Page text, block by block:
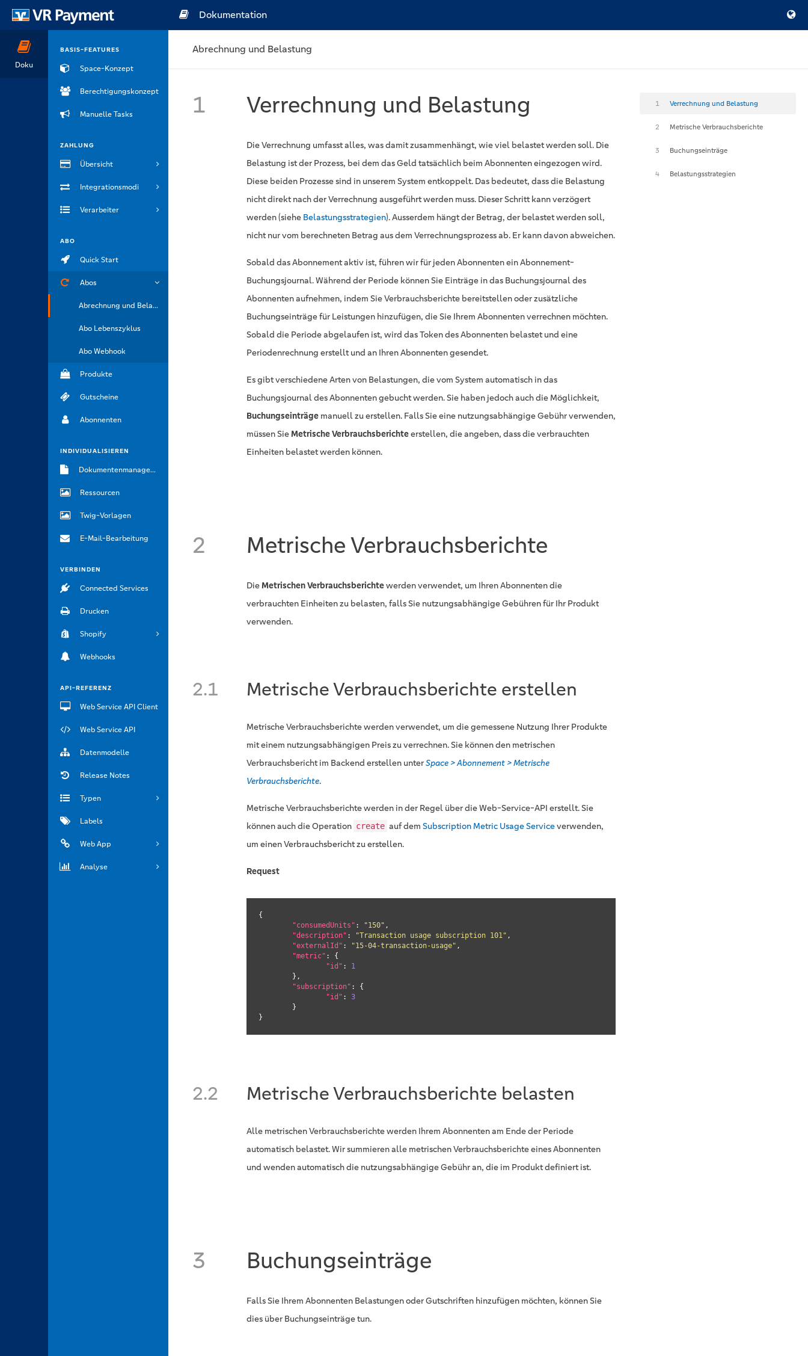
Doku
BASIS-FEATURES
Space-Konzept
Berechtigungskonzept
Manuelle Tasks
ZAHLUNG
Übersicht
Integrationsmodi
Verarbeiter
ABO
Quick Start
Abos
Abrechnung und Belastung
Abo Lebenszyklus
Abo Webhook
Produkte
Gutscheine
Abonnenten
INDIVIDUALISIEREN
Dokumentenmanagement
Ressourcen
Twig-Vorlagen
E-Mail-Bearbeitung
VERBINDEN
Connected Services
Drucken
Shopify
Webhooks
API-REFERENZ
Web Service API Client
Web Service API
Datenmodelle
Release Notes
Typen
Labels
Web App
Analyse
Dokumentation
Abrechnung und Belastung
1 Verrechnung und Belastung
Die Verrechnung umfasst alles, was damit zusammenhängt, wie viel belastet werden soll. Die
Belastung ist der Prozess, bei dem das Geld tatsächlich beim Abonnenten eingezogen wird.
Diese beiden Prozesse sind in unserem System entkoppelt. Das bedeutet, dass die Belastung
nicht direkt nach der Verrechnung ausgeführt werden muss. Dieser Schritt kann verzögert
werden (siehe Belastungsstrategien). Ausserdem hängt der Betrag, der belastet werden soll,
nicht nur vom berechneten Betrag aus dem Verrechnungsprozess ab. Er kann davon abweichen.
Sobald das Abonnement aktiv ist, führen wir für jeden Abonnenten ein Abonnement-
Buchungsjournal. Während der Periode können Sie Einträge in das Buchungsjournal des
Abonnenten aufnehmen, indem Sie Verbrauchsberichte bereitstellen oder zusätzliche
Buchungseinträge für Leistungen hinzufügen, die Sie Ihrem Abonnenten verrechnen möchten.
Sobald die Periode abgelaufen ist, wird das Token des Abonnenten belastet und eine
Periodenrechnung erstellt und an Ihren Abonnenten gesendet.
Es gibt verschiedene Arten von Belastungen, die vom System automatisch in das
Buchungsjournal des Abonnenten gebucht werden. Sie haben jedoch auch die Möglichkeit,
Buchungseinträge manuell zu erstellen. Falls Sie eine nutzungsabhängige Gebühr verwenden,
müssen SieMetrische Verbrauchsberichteerstellen, die angeben, dass die verbrauchten
Einheiten belastet werden können.
2 Metrische Verbrauchsberichte
DieMetrischen Verbrauchsberichtewerden verwendet, um Ihren Abonnenten die
verbrauchten Einheiten zu belasten, falls Sie nutzungsabhängige Gebühren für Ihr Produkt
verwenden.
2.1 Metrische Verbrauchsberichte erstellen
Metrische Verbrauchsberichte werden verwendet, um die gemessene Nutzung Ihrer Produkte
mit einem nutzungsabhängigen Preis zu verrechnen. Sie können den metrischen
Verbrauchsbericht im Backend erstellen unterSpace > Abonnement > Metrische
Verbrauchsberichte.
Metrische Verbrauchsberichte werden in der Regel über die Web-Service-API erstellt. Sie
können auch die Operation create auf dem Subscription Metric Usage Serviceverwenden,
um einen Verbrauchsbericht zu erstellen.
Request
{
"consumedUnits" : "150" ,
"description" : "Transaction usage subscription 101" ,
"externalId" : "15-04-transaction-usage" ,
"metric" : {
"id" : 1
"subscription" : {
"id" : 3
}
2.2 Metrische Verbrauchsberichte belasten
Alle metrischen Verbrauchsberichte werden Ihrem Abonnenten am Ende der Periode
automatisch belastet. Wir summieren alle metrischen Verbrauchsberichte eines Abonnenten
und wenden automatisch die nutzungsabhängige Gebühr an, die im Produkt definiert ist.
3 Buchungseinträge
Falls Sie Ihrem Abonnenten Belastungen oder Gutschriften hinzufügen möchten, können Sie
dies über Buchungseinträge tun.
1 Verrechnung und Belastung
2 Metrische Verbrauchsberichte
3 Buchungseinträge
4 Belastungsstrategien